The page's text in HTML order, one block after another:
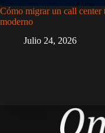
Cómo migrar un call center
moderno
Julio 24, 2026